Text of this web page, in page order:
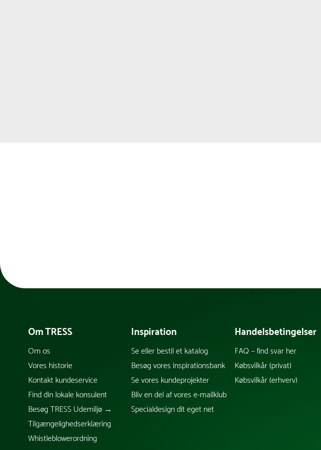
Om TRESS
Om os
Vores historie
Kontakt kundeservice
Find din lokale konsulent
Besøg TRESS Udemiljø →
Tilgængelighedserklæring
Whistleblowerordning
Inspiration
Se eller bestil et katalog
Besøg vores inspirationsbank
Se vores kundeprojekter
Bliv en del af vores e-mailklub
Specialdesign dit eget net
Handelsbetingelser
FAQ – find svar her
Købsvilkår (privat)
Købsvilkår (erhverv)